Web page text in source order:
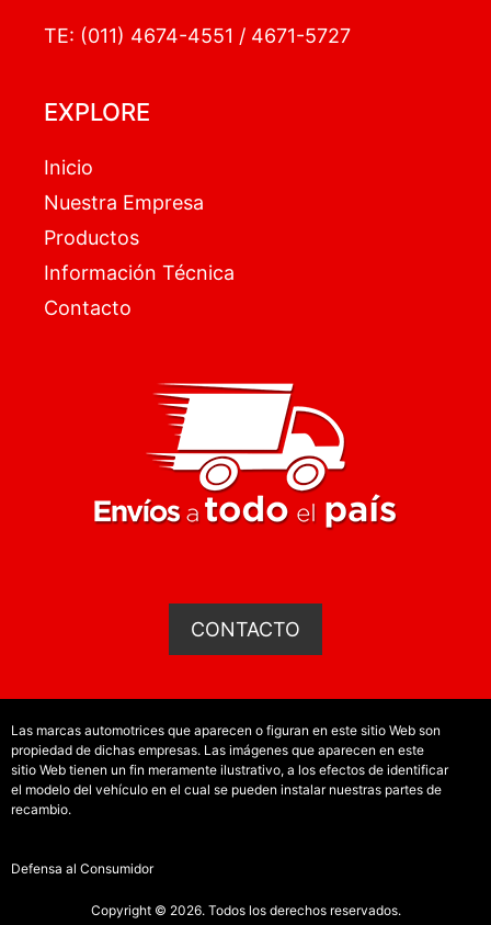
TE: (011) 4674-4551 / 4671-5727
EXPLORE
Inicio
Nuestra Empresa
Productos
Información Técnica
Contacto
CONTACTO
Las marcas automotrices que aparecen o figuran en este sitio Web son
propiedad de dichas empresas. Las imágenes que aparecen en este
sitio Web tienen un fin meramente ilustrativo, a los efectos de identificar
el modelo del vehículo en el cual se pueden instalar nuestras partes de
recambio.
Defensa al Consumidor
Copyright © 2026. Todos los derechos reservados.